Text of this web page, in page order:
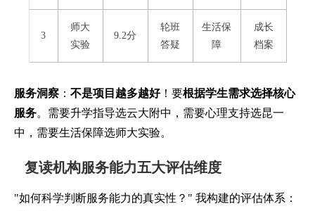
3
师大
实验
9.2分
轮班
答疑
生活保
障
成长
档案
服务洞察 ： 不是项目越多越好！要根据学生需求选择核心
服务。需要升学指导选云大附中，需要心理支持选昆一
中，需要生活保障选师大实验。
复读机构服务能力五大评估维度
"如何科学判断服务能力的真实性？" 我构建的评估体系：